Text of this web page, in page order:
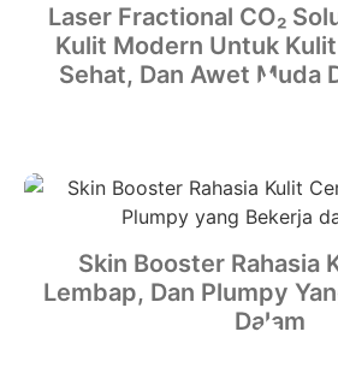
Laser Fractional CO₂
Kulit Modern Untuk
Sehat, Dan Awet Muda
Skin Booster Rahasia
Lembap, Dan Plumpy
Dalam